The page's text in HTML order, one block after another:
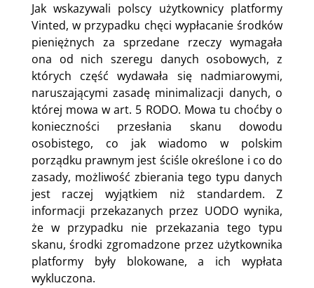
Jak wskazywali polscy użytkownicy platformy
Vinted, w przypadku chęci wypłacanie środków
pieniężnych za sprzedane rzeczy wymagała
ona od nich szeregu danych osobowych, z
których część wydawała się nadmiarowymi,
naruszającymi zasadę minimalizacji danych, o
której mowa w art. 5 RODO. Mowa tu choćby o
konieczności przesłania skanu dowodu
osobistego, co jak wiadomo w polskim
porządku prawnym jest ściśle określone i co do
zasady, możliwość zbierania tego typu danych
jest raczej wyjątkiem niż standardem. Z
informacji przekazanych przez UODO wynika,
że w przypadku nie przekazania tego typu
skanu, środki zgromadzone przez użytkownika
platformy były blokowane, a ich wypłata
wykluczona.